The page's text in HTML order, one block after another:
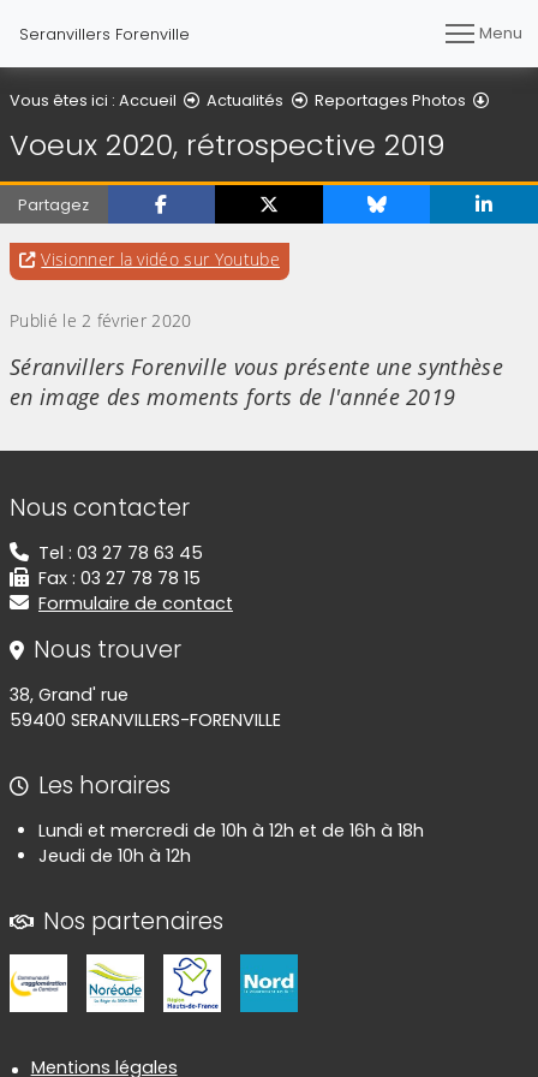
Seranvillers Forenville Menu
Vous êtes ici : Accueil Actualités Reportages Photos
Voeux 2020, rétrospective 2019
Partagez
Evitez la vidéo intégrée ci-après et aller au
Visionner la vidéo sur Youtubepour accéder à une éventuelle
Publié le 2 février 2020
Séranvillers Forenville vous présente une synthèse
en image des moments forts de l'année 2019
Informations de contact
Nous contacter
Tel : 03 27 78 63 45
Fax : 03 27 78 78 15
Formulaire de contact
Nous trouver
38, Grand' rue
59400 SERANVILLERS-FORENVILLE
Les horaires
Lundi et mercredi de 10h à 12h et de 16h à 18h
Jeudi de 10h à 12h
Nos partenaires
Mentions légales